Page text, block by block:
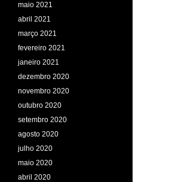
maio 2021
abril 2021
março 2021
fevereiro 2021
janeiro 2021
dezembro 2020
novembro 2020
outubro 2020
setembro 2020
agosto 2020
julho 2020
maio 2020
abril 2020